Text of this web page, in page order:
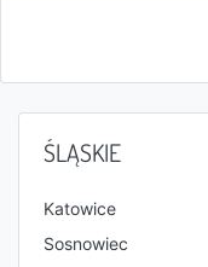
ŚLĄSKIE
Katowice
Sosnowiec